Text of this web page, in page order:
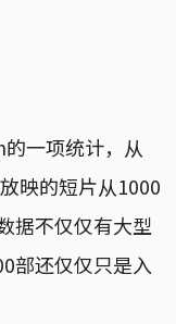
一项统计，从
映的短片从1000
据不仅仅有大型
部还仅仅只是入